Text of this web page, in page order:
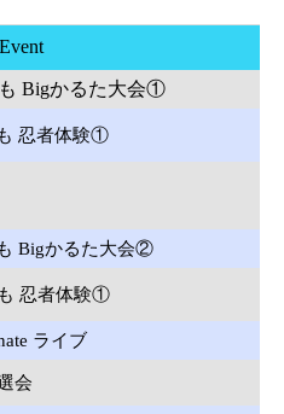
Event
Bigかるた大会①
忍者体験①
Bigかるた大会②
忍者体験①
ライブ
会